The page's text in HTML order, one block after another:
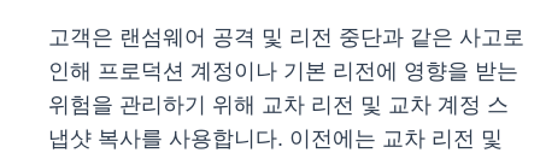
고객은 랜섬웨어 공격 및 리전 중단과 같은 사고로
인해 프로덕션 계정이나 기본 리전에 영향을 받는
위험을 관리하기 위해 교차 리전 및 교차 계정 스
냅샷 복사를 사용합니다. 이전에는 교차 리전 및